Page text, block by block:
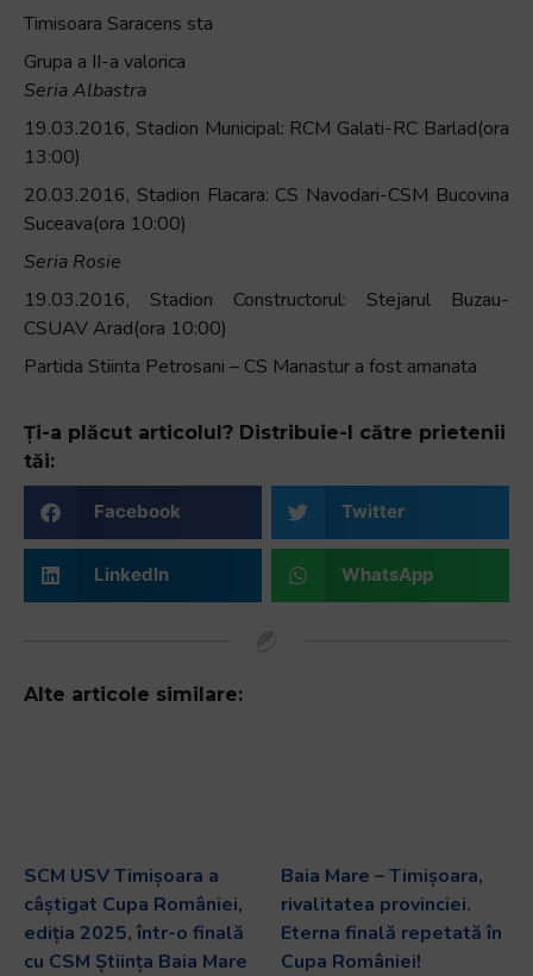
Timisoara Saracens sta
Grupa a II-a valorica
Seria Albastra
19.03.2016, Stadion Municipal: RCM Galati-RC Barlad(ora
13:00)
20.03.2016, Stadion Flacara: CS Navodari-CSM Bucovina
Suceava(ora 10:00)
Seria Rosie
19.03.2016, Stadion Constructorul: Stejarul Buzau-
CSUAV Arad(ora 10:00)
Partida Stiinta Petrosani – CS Manastur a fost amanata
Ți-a plăcut articolul? Distribuie-l către prietenii
tăi:
Facebook Twitter
LinkedIn WhatsApp
Alte articole similare:
SCM USV Timișoara a
câștigat Cupa României,
ediția 2025, într-o finală
cu CSM Știința Baia Mare
Baia Mare – Timișoara,
rivalitatea provinciei.
Eterna finală repetată în
Cupa României!